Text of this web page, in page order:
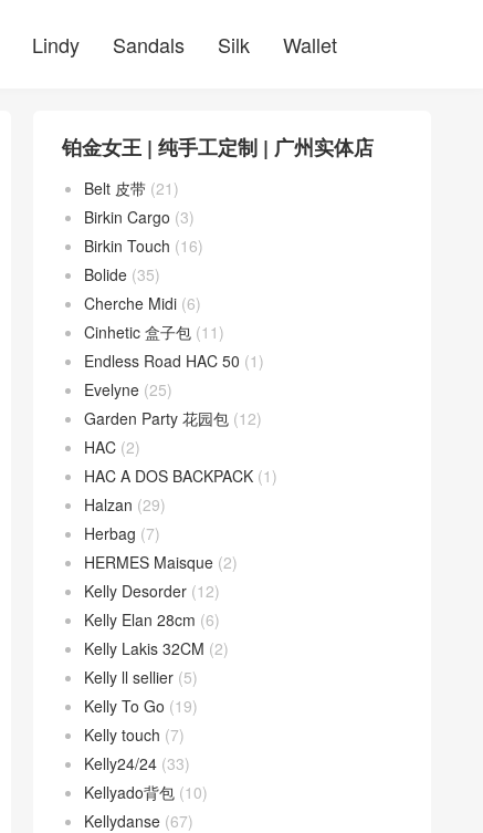
Lindy Sandals Silk Wallet
铂金女王 | 纯手工定制 | 广州实体店
Belt 皮带 (21)
Birkin Cargo (3)
Birkin Touch (16)
Bolide (35)
Cherche Midi (6)
Cinhetic 盒子包 (11)
Endless Road HAC 50 (1)
Evelyne (25)
Garden Party 花园包 (12)
HAC (2)
HAC A DOS BACKPACK (1)
Halzan (29)
Herbag (7)
HERMES Maisque (2)
Kelly Desorder (12)
Kelly Elan 28cm (6)
Kelly Lakis 32CM (2)
Kelly ll sellier (5)
Kelly To Go (19)
Kelly touch (7)
Kelly24/24 (33)
Kellyado背包 (10)
Kellydanse (67)